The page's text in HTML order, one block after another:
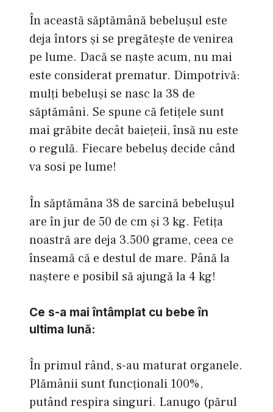
În această săptămână bebeluşul este
deja întors şi se pregăteşte de venirea
pe lume. Dacă se naşte acum, nu mai
este considerat prematur. Dimpotrivă:
mulţi bebeluşi se nasc la 38 de
săptămâni. Se spune că fetiţele sunt
mai grăbite decât baieţeii, însă nu este
o regulă. Fiecare bebeluş decide când
va sosi pe lume!
În săptămâna 38 de sarcină bebeluşul
are în jur de 50 de cm şi 3 kg. Fetiţa
noastră are deja 3.500 grame, ceea ce
înseamă că e destul de mare. Până la
naştere e posibil să ajungă la 4 kg!
Ce s-a mai întâmplat cu bebe în
ultima lună:
În primul rând, s-au maturat organele.
Plămânii sunt funcţionali 100%,
putând respira singuri. Lanugo (părul